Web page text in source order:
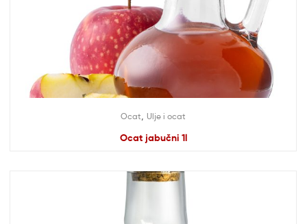
Ocat Ulje i ocat
Ocat jabučni 1l